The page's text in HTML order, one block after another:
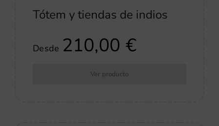
Tótem y tiendas de indios
Desde 210,00 €
Ver producto